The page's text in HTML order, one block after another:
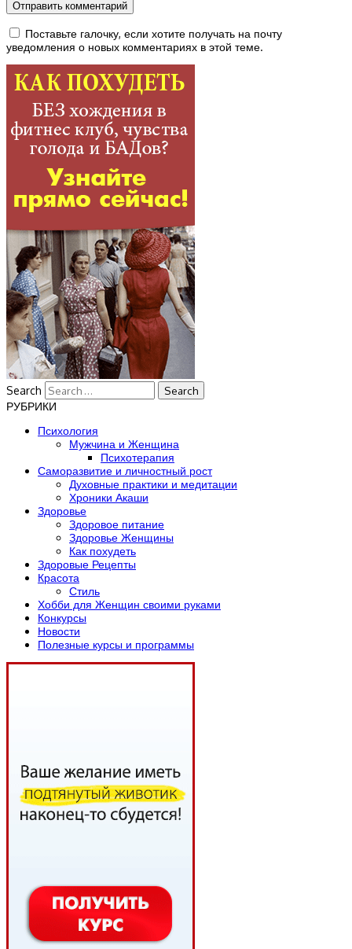
Поставьте галочку, если хотите получать на почту
уведомления о новых комментариях в этой теме.
Search
РУБРИКИ
Психология
Мужчина и Женщина
Психотерапия
Саморазвитие и личностный рост
Духовные практики и медитации
Хроники Акаши
Здоровье
Здоровое питание
Здоровье Женщины
Как похудеть
Здоровые Рецепты
Красота
Стиль
Хобби для Женщин своими руками
Конкурсы
Новости
Полезные курсы и программы